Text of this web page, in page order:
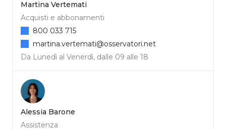
Martina Vertemati
Acquisti e abbonamenti
Da Lunedì al Venerdì, dalle 09 alle 18
800 033 715
martina.vertemati@osservatori.net
Alessia Barone
Assistenza